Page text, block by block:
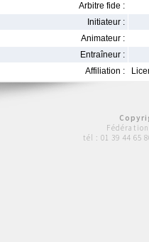
Arbitre fide :
Initiateur :
Animateur :
Entraîneur :
Affiliation :
tél : 01 39 44 65